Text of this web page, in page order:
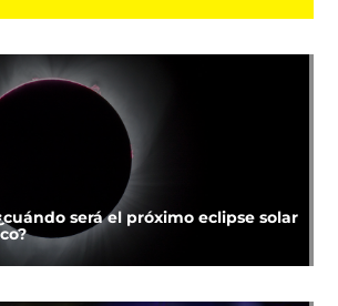
será el próximo eclipse solar